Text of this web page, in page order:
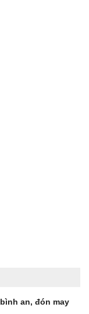
an, đón may